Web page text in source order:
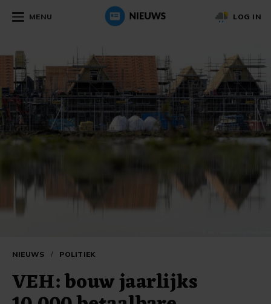
MENU LOG IN
NIEUWS / POLITIEK
VEH: bouw jaarlijks